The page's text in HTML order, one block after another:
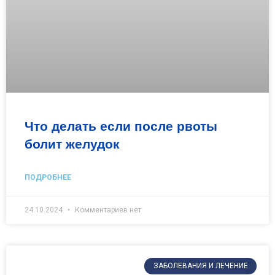
Что делать если после рвоты
болит желудок
ПОДРОБНЕЕ
24.10.2024 Комментариев нет
ЗАБОЛЕВАНИЯ И ЛЕЧЕНИЕ